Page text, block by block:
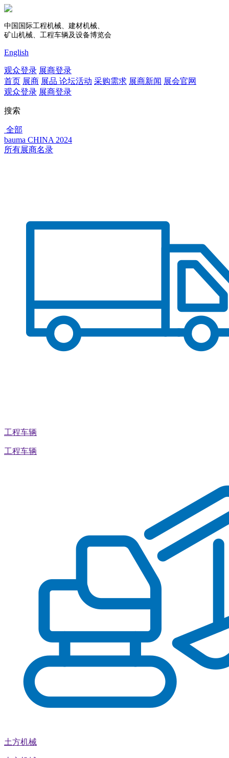
中国国际工程机械、建材机械、
矿山机械、工程车辆及设备博览会
English
观众登录 展商登录
首页 展商 展品 论坛活动 采购需求 展商新闻 展会官网
观众登录 展商登录
搜索
全部
bauma CHINA 2024
所有展商名录
工程车辆
工程车辆
土方机械